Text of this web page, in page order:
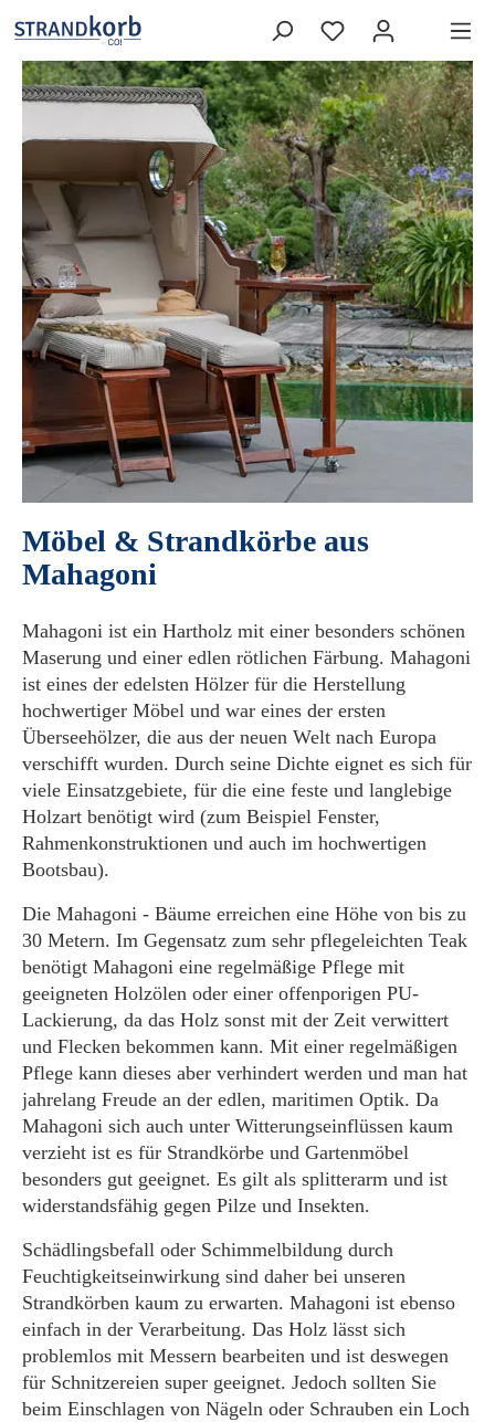
Möbel & Strandkörbe aus
Mahagoni
Mahagoni ist ein Hartholz mit einer besonders schönen
Maserung und einer edlen rötlichen Färbung. Mahagoni
ist eines der edelsten Hölzer für die Herstellung
hochwertiger Möbel und war eines der ersten
Überseehölzer, die aus der neuen Welt nach Europa
verschifft wurden. Durch seine Dichte eignet es sich für
viele Einsatzgebiete, für die eine feste und langlebige
Holzart benötigt wird (zum Beispiel Fenster,
Rahmenkonstruktionen und auch im hochwertigen
Bootsbau).
Die Mahagoni - Bäume erreichen eine Höhe von bis zu
30 Metern. Im Gegensatz zum sehr pflegeleichten Teak
benötigt Mahagoni eine regelmäßige Pflege mit
geeigneten Holzölen oder einer offenporigen PU-
Lackierung, da das Holz sonst mit der Zeit verwittert
und Flecken bekommen kann. Mit einer regelmäßigen
Pflege kann dieses aber verhindert werden und man hat
jahrelang Freude an der edlen, maritimen Optik. Da
Mahagoni sich auch unter Witterungseinflüssen kaum
verzieht ist es für Strandkörbe und Gartenmöbel
besonders gut geeignet. Es gilt als splitterarm und ist
widerstandsfähig gegen Pilze und Insekten.
Schädlingsbefall oder Schimmelbildung durch
Feuchtigkeitseinwirkung sind daher bei unseren
Strandkörben kaum zu erwarten. Mahagoni ist ebenso
einfach in der Verarbeitung. Das Holz lässt sich
problemlos mit Messern bearbeiten und ist deswegen
für Schnitzereien super geeignet. Jedoch sollten Sie
beim Einschlagen von Nägeln oder Schrauben ein Loch